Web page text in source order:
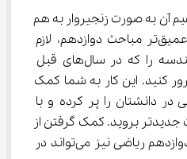
آن به صورت زنجیروار به هم
متصل هستند. برای درک عمیق‌تر مباحث دوازدهم، لازم
است که مفاهیم پایه‌ای هندسه را که در سال‌های قبل
مرور کنید. این کار به شما کمک
احتمالی در دانشتان را پر کرده و با
جدیدتر بروید. کمک گرفتن از
تدریس خصوصی هندسه دوازدهم ریاضی نیز می‌تواند در